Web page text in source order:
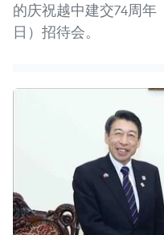
的庆祝越中建交74周年
日）招待会。